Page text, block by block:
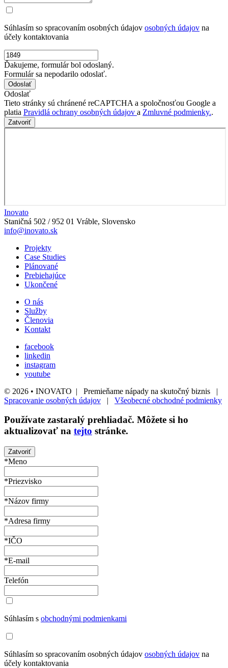
Súhlasím so spracovaním osobných údajov osobných údajov na
účely kontaktovania
Ďakujeme, formulár bol odoslaný.
Formulár sa nepodarilo odoslať.
Odoslať
Tieto stránky sú chránené reCAPTCHA a spoločnosťou Google a
platia Pravidlá ochrany osobných údajov a Zmluvné podmienky..
Zatvoriť
Inovato
Staničná 502 / 952 01 Vráble, Slovensko
info@inovato.sk
Projekty
Case Studies
Plánované
Prebiehajúce
Ukončené
O nás
Služby
Členovia
Kontakt
facebook
linkedin
instagram
youtube
© 2026 • INOVATO | Premieňame nápady na skutočný biznis |
Spracovanie osobných údajov | Všeobecné obchodné podmienky
Používate zastaralý prehliadač. Môžete si ho
aktualizovať na tejto stránke.
Zatvoriť
*Meno
*Priezvisko
*Názov firmy
*Adresa firmy
*IČO
*E-mail
Telefón
Súhlasím s obchodnými podmienkami
Súhlasím so spracovaním osobných údajov osobných údajov na
účely kontaktovania